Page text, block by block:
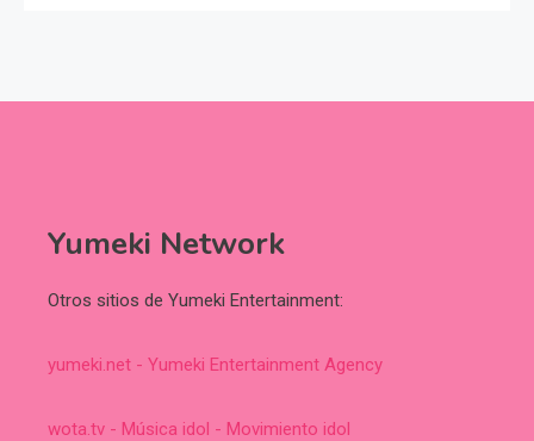
Yumeki Network
Otros sitios de Yumeki Entertainment:
yumeki.net - Yumeki Entertainment Agency
wota.tv - Música idol - Movimiento idol